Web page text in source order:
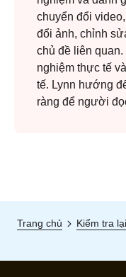
chuyển đổi
đổi ảnh, chỉnh
chủ đề liên
nghiệm thực tế
tế. Lynn hướng
ràng để người
Trang chủ Kiểm tra lại